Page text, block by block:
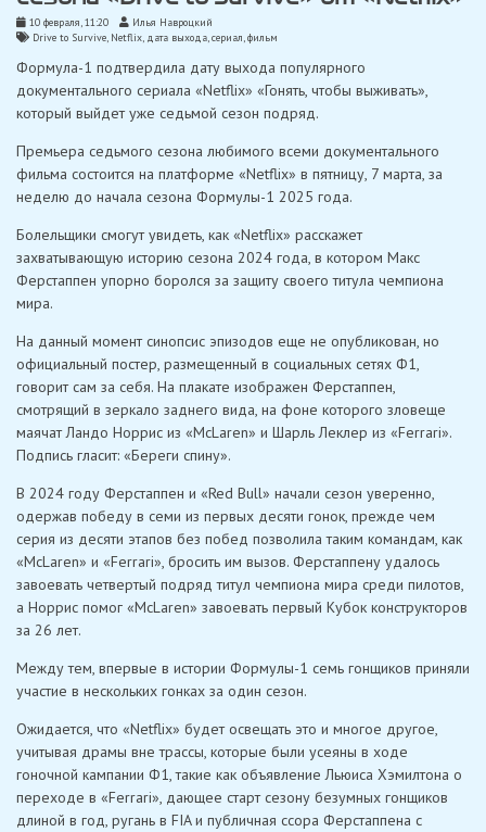
10 февраля, 11:20
Илья Навроцкий
Drive to Survive, Netflix, дата выхода,сериал,фильм
Формула-1 подтвердила дату выхода популярного
документального сериала «Netflix» «Гонять, чтобы выживать»,
который выйдет уже седьмой сезон подряд.
Премьера седьмого сезона любимого всеми документального
фильма состоится на платформе «Netflix» в пятницу, 7 марта, за
неделю до начала сезона Формулы-1 2025 года.
Болельщики смогут увидеть, как «Netflix» расскажет
захватывающую историю сезона 2024 года, в котором Макс
Ферстаппен упорно боролся за защиту своего титула чемпиона
мира.
На данный момент синопсис эпизодов еще не опубликован, но
официальный постер, размещенный в социальных сетях Ф1,
говорит сам за себя. На плакате изображен Ферстаппен,
смотрящий в зеркало заднего вида, на фоне которого зловеще
маячат Ландо Норрис из «McLaren» и Шарль Леклер из «Ferrari».
Подпись гласит: «Береги спину».
В 2024 году Ферстаппен и «Red Bull» начали сезон уверенно,
одержав победу в семи из первых десяти гонок, прежде чем
серия из десяти этапов без побед позволила таким командам, как
«McLaren» и «Ferrari», бросить им вызов. Ферстаппену удалось
завоевать четвертый подряд титул чемпиона мира среди пилотов,
а Норрис помог «McLaren» завоевать первый Кубок конструкторов
за 26 лет.
Между тем, впервые в истории Формулы-1 семь гонщиков приняли
участие в нескольких гонках за один сезон.
Ожидается, что «Netflix» будет освещать это и многое другое,
учитывая драмы вне трассы, которые были усеяны в ходе
гоночной кампании Ф1, такие как объявление Льюиса Хэмилтона о
переходе в «Ferrari», дающее старт сезону безумных гонщиков
длиной в год, ругань в FIA и публичная ссора Ферстаппена с